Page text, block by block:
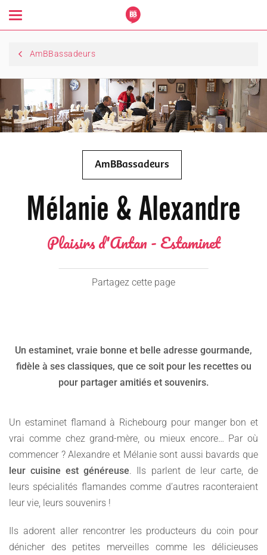
Toggle
navigation
AmBBassadeurs
AmBBassadeurs
Mélanie & Alexandre
Plaisirs d'Antan - Estaminet
Partagez cette page
Un estaminet, vraie bonne et belle adresse gourmande,
fidèle à ses classiques, que ce soit pour les recettes ou
pour partager amitiés et souvenirs.
Un estaminet flamand à Richebourg pour manger bon et
vrai comme chez grand-mère, ou mieux encore… Par où
commencer ? Alexandre et Mélanie sont aussi bavards que
leur cuisine est généreuse. Ils parlent de leur carte, de
leurs spécialités flamandes comme d’autres raconteraient
leur vie, leurs souvenirs !
Ils adorent aller rencontrer les producteurs du coin pour
dénicher des petites merveilles comme les délicieuses